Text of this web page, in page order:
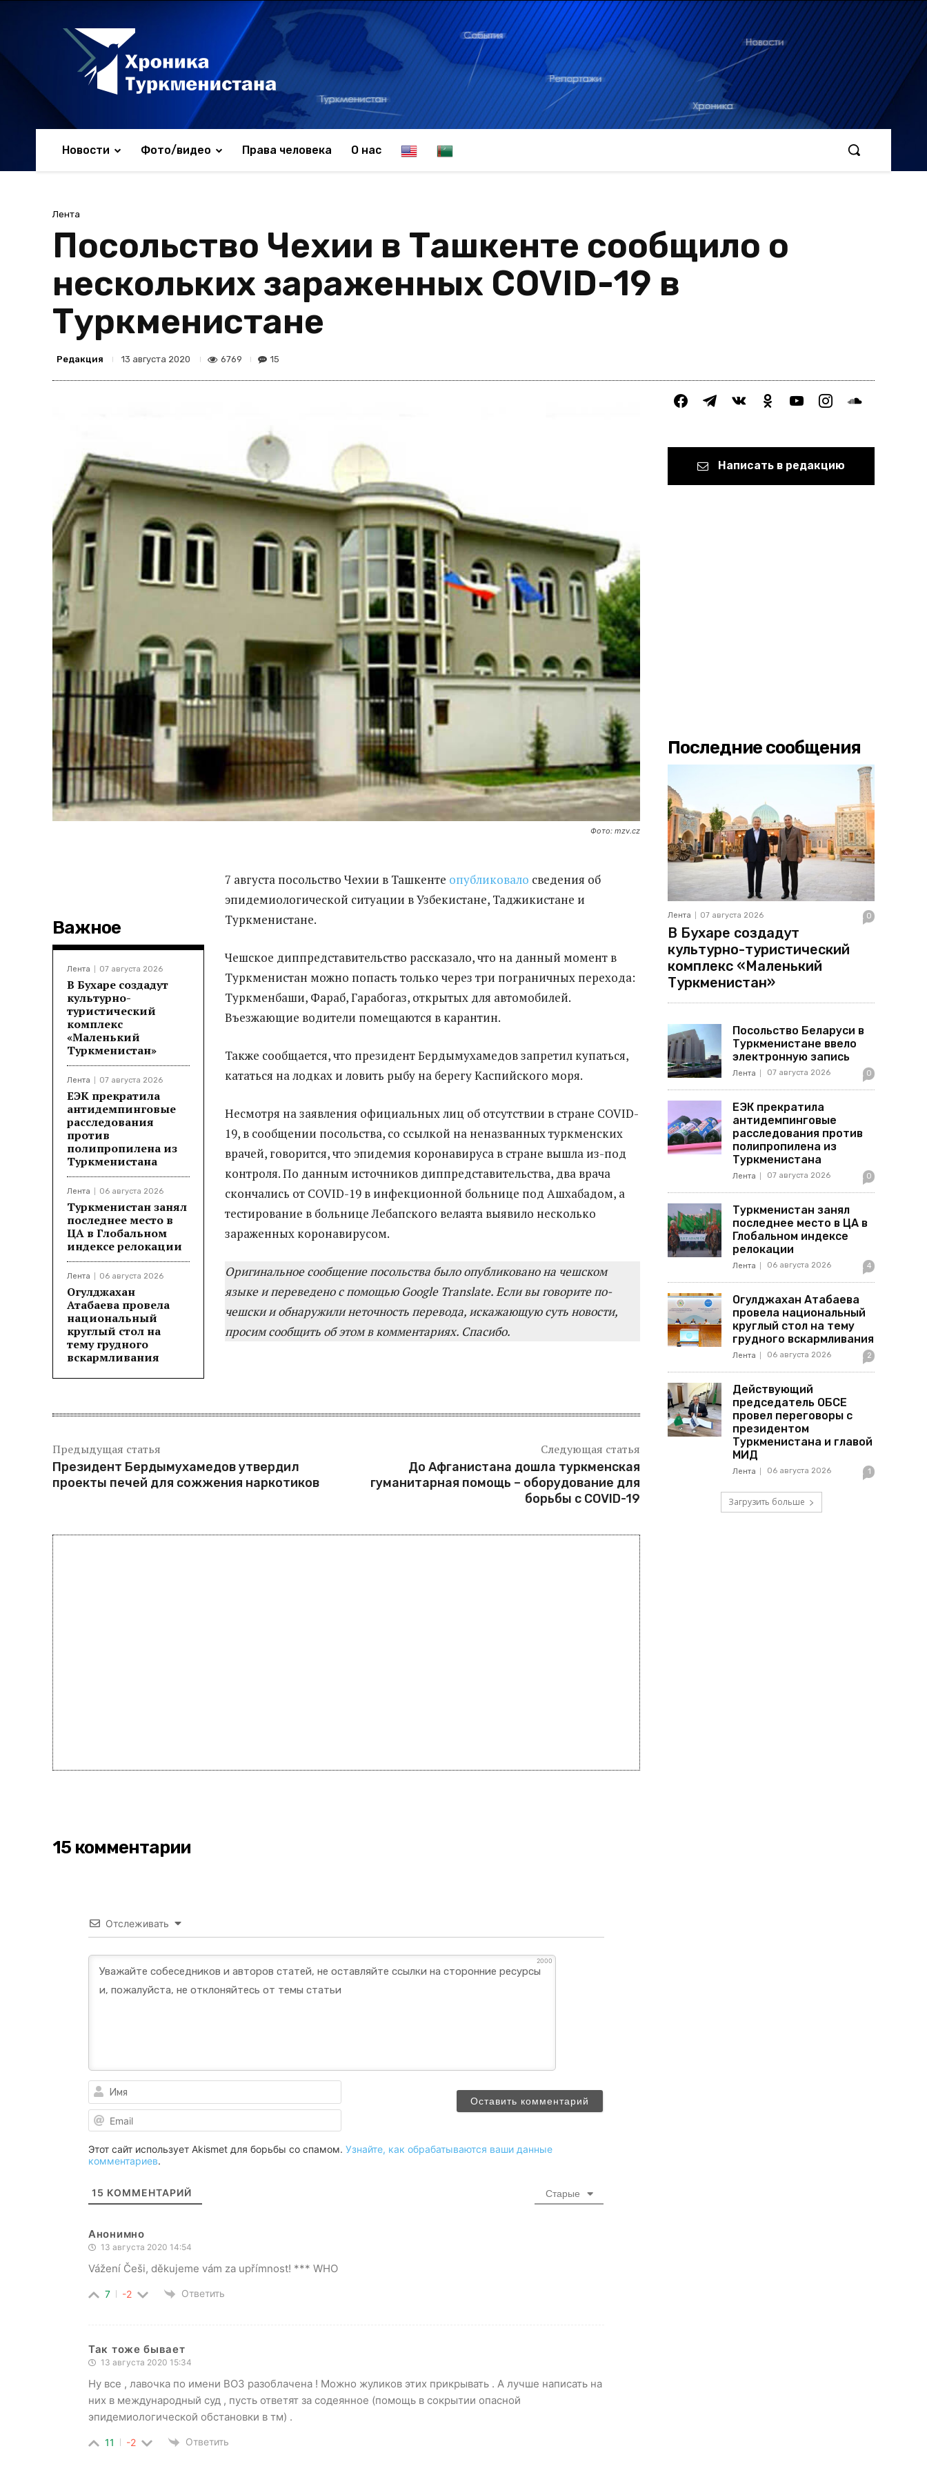
Новости Фото/видео Права человека О нас E
g
l
T
k
Лента
Посольство Чехии в Ташкенте сообщило о
нескольких зараженных COVID-19 в
Туркменистане
Редакция 13 августа 2020 6769 15
Фото: mzv.cz
Важное
Лента 07 августа 2026
В Бухаре создадут
культурно-
туристический
комплекс
«Маленький
Туркменистан»
Лента 07 августа 2026
ЕЭК прекратила
антидемпинговые
расследования
против
полипропилена из
Туркменистана
Лента 06 августа 2026
Туркменистан занял
последнее место в
ЦА в Глобальном
индексе релокации
Лента 06 августа 2026
Огулджахан
Атабаева провела
национальный
круглый стол на
тему грудного
вскармливания
7 августа посольство Чехии в Ташкенте опубликовало сведения об
эпидемиологической ситуации в Узбекистане, Таджикистане и
Туркменистане.
Чешское диппредставительство рассказало, что на данный момент в
Туркменистан можно попасть только через три пограничных перехода:
Туркменбаши, Фараб, Гарабогаз, открытых для автомобилей.
Въезжающие водители помещаются в карантин.
Также сообщается, что президент Бердымухамедов запретил купаться,
кататься на лодках и ловить рыбу на берегу Каспийского моря.
Несмотря на заявления официальных лиц об отсутствии в стране COVID-
19, в сообщении посольства, со ссылкой на неназванных туркменских
врачей, говорится, что эпидемия коронавируса в стране вышла из-под
контроля. По данным источников диппредставительства, два врача
скончались от COVID-19 в инфекционной больнице под Ашхабадом, а
тестирование в больнице Лебапского велаята выявило несколько
зараженных коронавирусом.
Оригинальное сообщение посольства было опубликовано на чешском
языке и переведено с помощью Google Translate. Если вы говорите по-
чешски и обнаружили неточность перевода, искажающую суть новости,
просим сообщить об этом в комментариях. Спасибо.
Предыдущая статья
Президент Бердымухамедов утвердил
проекты печей для сожжения наркотиков
Следующая статья
До Афганистана дошла туркменская
гуманитарная помощь – оборудование для
борьбы с COVID-19
15 комментарии
Отслеживать
2000
Этот сайт использует Akismet для борьбы со спамом. Узнайте, как обрабатываются ваши данные
комментариев.
15 КОММЕНТАРИЙ Старые
Анонимно
13 августа 2020 14:54
Vážení Češi, děkujeme vám za upřímnost! *** WHO
7 -2 Ответить
Так тоже бывает
13 августа 2020 15:34
Ну все , лавочка по имени ВОЗ разоблачена ! Можно жуликов этих прикрывать . А лучше написать на
них в международный суд , пусть ответят за содеянное (помощь в сокрытии опасной
эпидемиологической обстановки в тм) .
11 -2 Ответить
facebooktelegramvkontakteodnoklassniki
youtubeinstagramsoundcloud
Написать в редакцию
Последние сообщения
Лента 07 августа 2026 0
В Бухаре создадут
культурно-туристический
комплекс «Маленький
Туркменистан»
Посольство Беларуси в
Туркменистане ввело
электронную запись
Лента 07 августа 2026 0
ЕЭК прекратила
антидемпинговые
расследования против
полипропилена из
Туркменистана
Лента 07 августа 2026 0
Туркменистан занял
последнее место в ЦА в
Глобальном индексе
релокации
Лента 06 августа 2026 4
Огулджахан Атабаева
провела национальный
круглый стол на тему
грудного вскармливания
Лента 06 августа 2026 2
Действующий
председатель ОБСЕ
провел переговоры с
президентом
Туркменистана и главой
МИД
Лента 06 августа 2026 1
Загрузить больше